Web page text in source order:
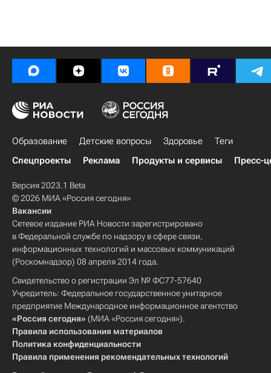
Образование Детские вопросы Здоровье
Теги
Спецпроекты
Реклама Продукты и сервисы Пресс-
Версия 2023.1 Beta
© 2026 МИА «Россия сегодня»
Вакансии
Сетевое издание РИА Новости зарегистрировано
в Федеральной службе по надзору в сфере связи,
информационных технологий и массовых коммуникаций
(Роскомнадзор) 08 апреля 2014 года.
Свидетельство о регистрации Эл № ФС77-57640
Учредитель: Федеральное государственное унитарное
предприятие Международное информационное агентство
«Россия сегодня» (МИА «Россия сегодня»).
Правила использования материалов
Политика конфиденциальности
Правила применения рекомендательных технологий